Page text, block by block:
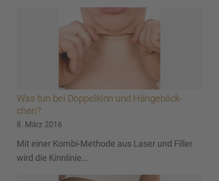
Was tun bei Doppel­kinn und Hänge­bäck­
chen?
8. März 2016
Mit einer Kombi-Methode aus Laser und Filler
wird die Kinnlinie…